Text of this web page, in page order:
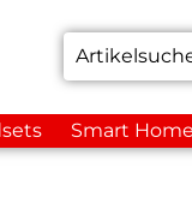
Smart